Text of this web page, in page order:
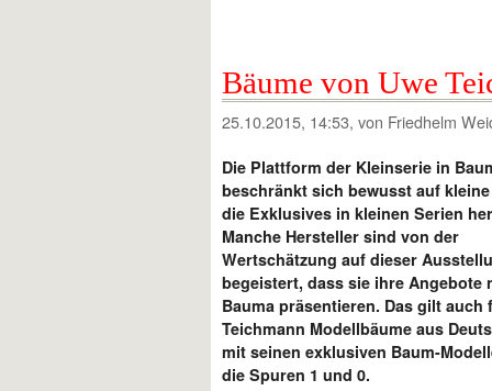
Bäume von Uwe
25.10.2015, 14:53, von Friedhelm
Die Plattform der Kleinserie in
beschränkt sich bewusst auf
die Exklusives in kleinen Serien
Manche Hersteller sind von der
Wertschätzung auf dieser
begeistert, dass sie ihre Angebote
Bauma präsentieren. Das gilt auch
Teichmann Modellbäume aus
mit seinen exklusiven Baum-
die Spuren 1 und 0.